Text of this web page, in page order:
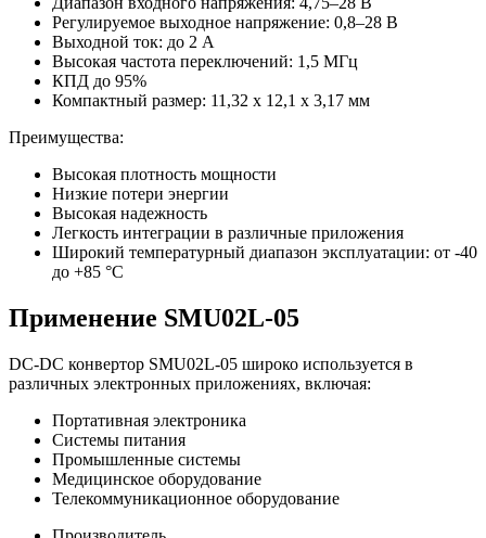
Регулируемое выходное напряжение: 0,8–28 В
Выходной ток: до 2 А
Высокая частота переключений: 1,5 МГц
КПД до 95%
Компактный размер: 11,32 x 12,1 x 3,17 мм
Преимущества:
Высокая плотность мощности
Низкие потери энергии
Высокая надежность
Легкость интеграции в различные приложения
Широкий температурный диапазон эксплуатации: от -40
до +85 °C
Применение SMU02L-05
DC-DC конвертор SMU02L-05 широко используется в
различных электронных приложениях, включая:
Портативная электроника
Системы питания
Промышленные системы
Медицинское оборудование
Телекоммуникационное оборудование